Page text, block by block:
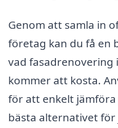
Genom att samla in
företag kan du få en
vad fasadrenovering
kommer att kosta.
för att enkelt
bästa alternativet